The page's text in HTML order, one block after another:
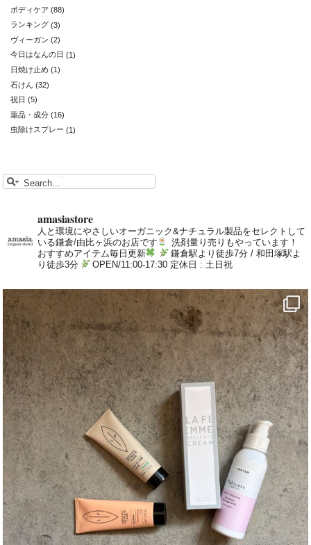
ボディケア (88)
ランキング (3)
ヴィーガン (2)
今日はなんの日 (1)
日焼け止め (1)
石けん (32)
祝日 (5)
薬品・成分 (16)
虫除けスプレー (1)
amasiastore
人と環境にやさしいオーガニック&ナチュラル製品をセレクトして
いる鎌倉/由比ヶ浜のお店です
洗剤量り売りもやっています！
おすすめアイテム毎日更新
鎌倉駅より徒歩7分 / 和田塚駅よ
り徒歩3分
OPEN/11:00-17:30 定休日 : 土日祝